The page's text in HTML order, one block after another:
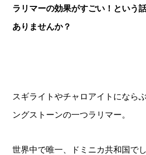
ラリマーの効果がすごい！という
ありませんか？
スギライトやチャロアイトになら
ングストーンの一つラリマー。
世界中で唯一、ドミニカ共和国で